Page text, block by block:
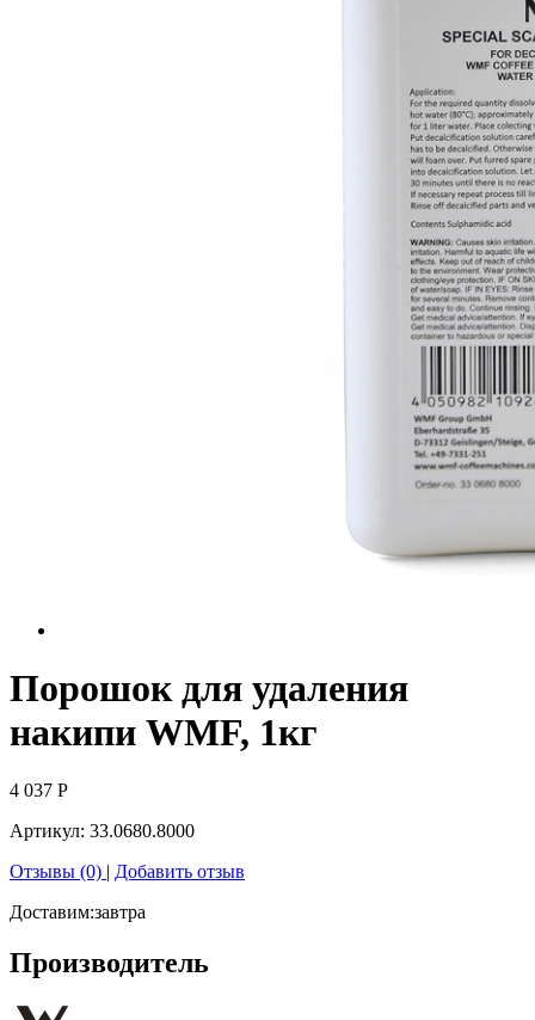
Порошок для удаления
накипи WMF, 1кг
4 037 Р
Артикул: 33.0680.8000
Отзывы (0) | Добавить отзыв
Доставим:завтра
Производитель